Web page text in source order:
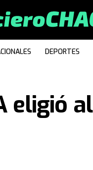
DEPORTES
eligió al